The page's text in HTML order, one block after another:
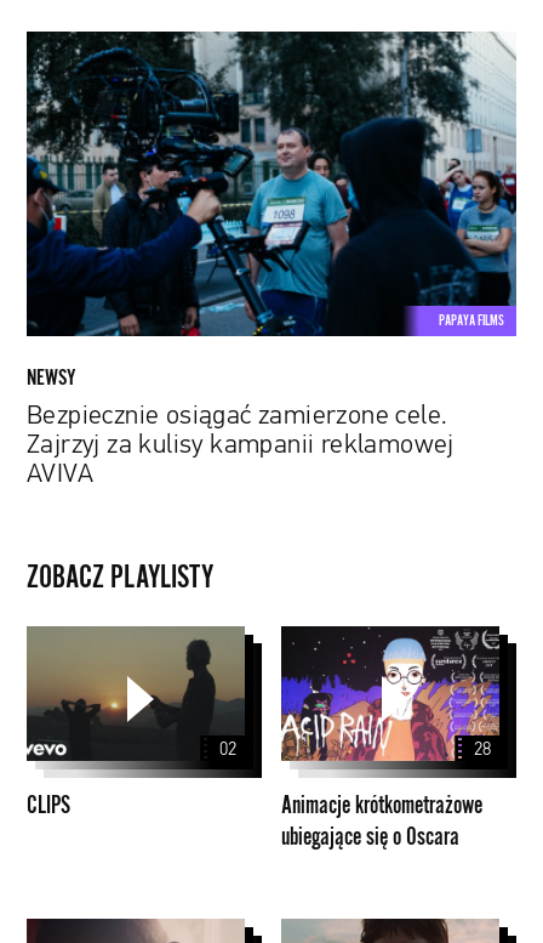
Bezpiecznie
osiągać
zamierzone
cele.
Zajrzyj
za
kulisy
kampanii
reklamowej
PAPAYA FILMS
NEWSY
Bezpiecznie osiągać zamierzone cele.
Zajrzyj za kulisy kampanii reklamowej
AVIVA
ZOBACZ PLAYLISTY
02
CLIPS
Animacje
krótkometrażowe
ubiegające
się
o
Oscara
28
Animacje krótkometrażowe
ubiegające się o Oscara
Branded